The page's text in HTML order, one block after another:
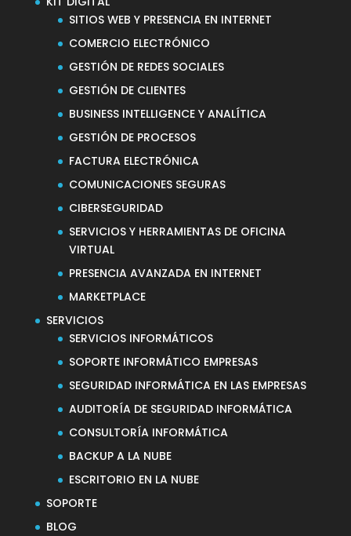
SITIOS WEB Y PRESENCIA EN INTERNET
COMERCIO ELECTRÓNICO
GESTIÓN DE REDES SOCIALES
GESTIÓN DE CLIENTES
BUSINESS INTELLIGENCE Y ANALÍTICA
GESTIÓN DE PROCESOS
FACTURA ELECTRÓNICA
COMUNICACIONES SEGURAS
CIBERSEGURIDAD
SERVICIOS Y HERRAMIENTAS DE OFICINA
VIRTUAL
PRESENCIA AVANZADA EN INTERNET
MARKETPLACE
SERVICIOS
SERVICIOS INFORMÁTICOS
SOPORTE INFORMÁTICO EMPRESAS
SEGURIDAD INFORMÁTICA EN LAS EMPRESAS
AUDITORÍA DE SEGURIDAD INFORMÁTICA
CONSULTORÍA INFORMÁTICA
BACKUP A LA NUBE
ESCRITORIO EN LA NUBE
SOPORTE
BLOG